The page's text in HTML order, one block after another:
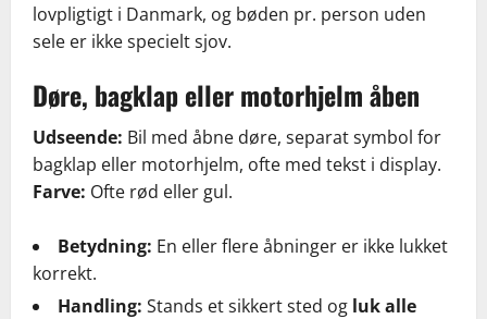
lovpligtigt i Danmark, og bøden pr. person uden
sele er ikke specielt sjov.
Døre, bagklap eller motorhjelm åben
Udseende: Bil med åbne døre, separat symbol for
bagklap eller motorhjelm, ofte med tekst i display.
Farve: Ofte rød eller gul.
Betydning: En eller flere åbninger er ikke lukket
korrekt.
Handling: Stands et sikkert sted og luk alle